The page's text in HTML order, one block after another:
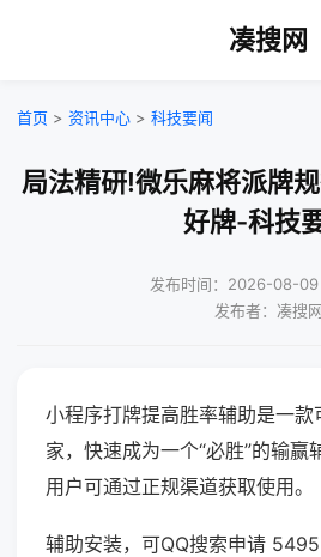
凑搜网
首页 > 资讯中心 > 科技要闻
局法精研!微乐麻将派牌
好牌-科技
发布时间：2026-08-09
发布者：凑搜网
小程序打牌提高胜率辅助是一
家，快速成为一个“必胜”的输赢
用户可通过正规渠道获取使用。
辅助安装，可QQ搜索申请